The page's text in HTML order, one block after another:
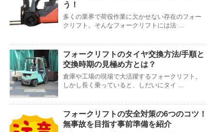
う！
多くの業界で荷役作業に欠かせない存在のフォー
クリフト。そんなフォークリフトには法 ...
フォークリフトのタイヤ交換方法/手順と
交換時期の見極め方とは？
倉庫や工場の現場で大活躍するフォークリフト。
しかし長く乗っていると、しだいにタイ ...
フォークリフトの安全対策の6つのコツ！
無事故を目指す事前準備を紹介